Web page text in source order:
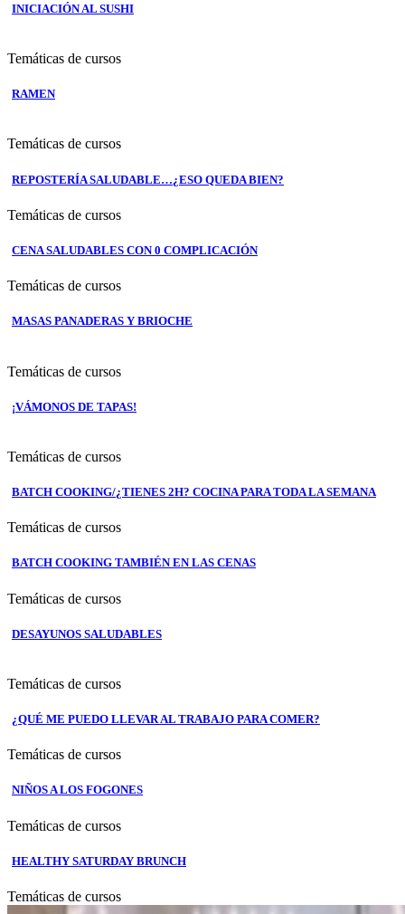
INICIACIÓN AL SUSHI
Temáticas de cursos
RAMEN
Temáticas de cursos
REPOSTERÍA SALUDABLE…¿ESO QUEDA BIEN?
Temáticas de cursos
CENA SALUDABLES CON 0 COMPLICACIÓN
Temáticas de cursos
MASAS PANADERAS Y BRIOCHE
Temáticas de cursos
¡VÁMONOS DE TAPAS!
Temáticas de cursos
BATCH COOKING/¿TIENES 2H? COCINA PARA TODA LA SEMANA
Temáticas de cursos
BATCH COOKING TAMBIÉN EN LAS CENAS
Temáticas de cursos
DESAYUNOS SALUDABLES
Temáticas de cursos
¿QUÉ ME PUEDO LLEVAR AL TRABAJO PARA COMER?
Temáticas de cursos
NIÑOS A LOS FOGONES
Temáticas de cursos
HEALTHY SATURDAY BRUNCH
Temáticas de cursos